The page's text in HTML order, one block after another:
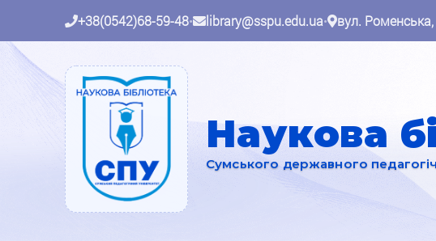
+38(0542)68-59-48• library@sspu.edu.ua• вул.
Наукова
Сумського державного